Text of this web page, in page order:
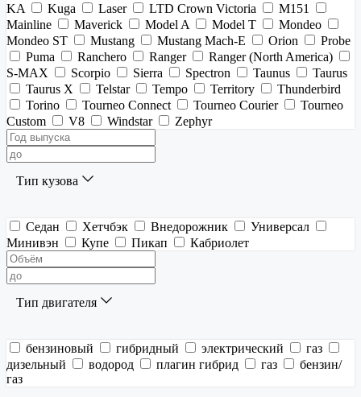
KA
Kuga Laser LTD Crown Victoria
M151
Mainline
Maverick Model A Model T
Mondeo
Mondeo ST
Mustang Mustang Mach-E Orion
Probe
Puma
Ranchero Ranger
Ranger (North America)
S-MAX
Scorpio Sierra Spectron Taunus
Taurus
Taurus X
Telstar Tempo Territory
Thunderbird
Torino
Tourneo Connect Tourneo Courier
Tourneo
Custom
V8 Windstar Zephyr
Тип кузова
Седан Хетчбэк Внедорожник
Универсал
Минивэн
Купе Пикап Кабриолет
Тип двигателя
бензиновый гибридный электрический
газ
дизельный
водород плагин гибрид газ
бензин/
газ